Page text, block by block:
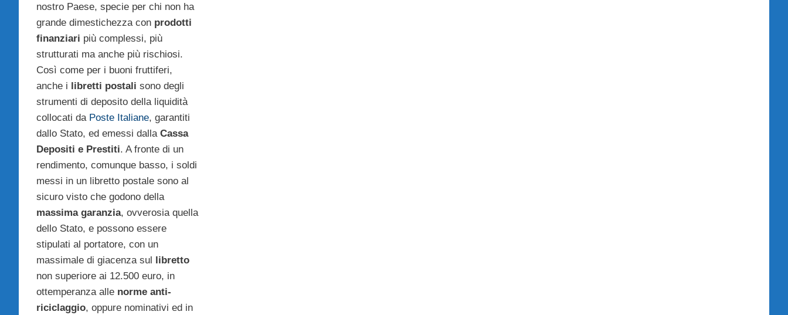
nostro Paese, specie per chi non ha
grande dimestichezza con prodotti
finanziari più complessi, più
strutturati ma anche più rischiosi.
Così come per i buoni fruttiferi,
anche i libretti postali sono degli
strumenti di deposito della liquidità
collocati da Poste Italiane, garantiti
dallo Stato, ed emessi dalla Cassa
Depositi e Prestiti. A fronte di un
rendimento, comunque basso, i soldi
messi in un libretto postale sono al
sicuro visto che godono della
massima garanzia, ovverosia quella
dello Stato, e possono essere
stipulati al portatore, con un
massimale di giacenza sul libretto
non superiore ai 12.500 euro, in
ottemperanza alle norme anti-
riciclaggio, oppure nominativi ed in